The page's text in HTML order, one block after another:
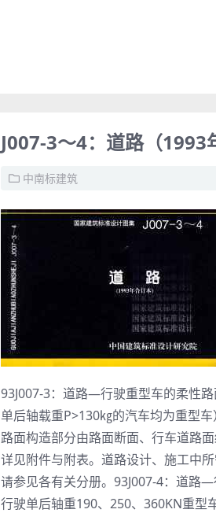
J007-3～4：道路（1993
中南标建筑
93J007-3：道路—行驶重型车的柔性
单后轴载重P>130㎏的汽车均为重型
路面构造部分由路面断面、行车道路
详见附件与附表。道路设计、施工中
请参见各有关分册。93J007-4：道
行驶单后轴重190、250、360KN重型